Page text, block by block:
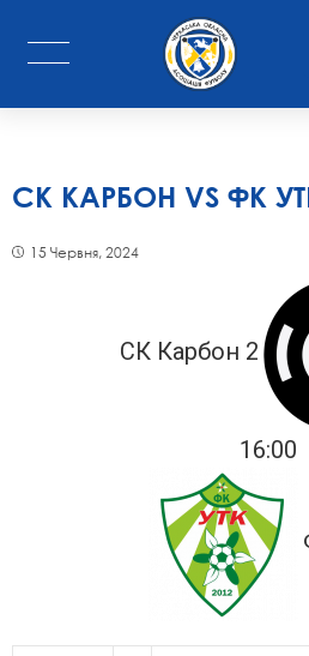
СК КАРБОН VS ФК
15 Червня, 2024
СК Карбон 2
16:00